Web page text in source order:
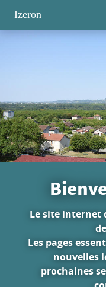
Izeron
Le site internet
Les pages
nouvelles
prochaines